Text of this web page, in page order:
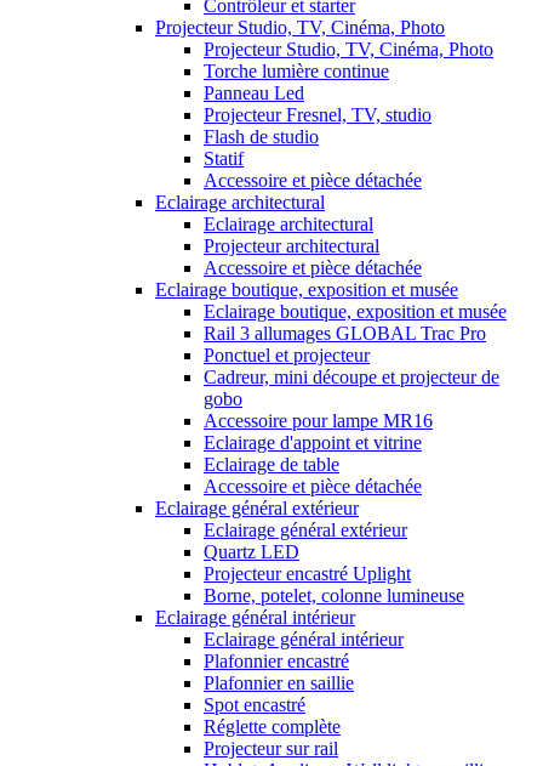
Contrôleur et starter
Projecteur Studio, TV, Cinéma, Photo
Projecteur Studio, TV, Cinéma, Photo
Torche lumière continue
Panneau Led
Projecteur Fresnel, TV, studio
Flash de studio
Statif
Accessoire et pièce détachée
Eclairage architectural
Eclairage architectural
Projecteur architectural
Accessoire et pièce détachée
Eclairage boutique, exposition et musée
Eclairage boutique, exposition et musée
Rail 3 allumages GLOBAL Trac Pro
Ponctuel et projecteur
Cadreur, mini découpe et projecteur de
gobo
Accessoire pour lampe MR16
Eclairage d'appoint et vitrine
Eclairage de table
Accessoire et pièce détachée
Eclairage général extérieur
Eclairage général extérieur
Quartz LED
Projecteur encastré Uplight
Borne, potelet, colonne lumineuse
Eclairage général intérieur
Eclairage général intérieur
Plafonnier encastré
Plafonnier en saillie
Spot encastré
Réglette complète
Projecteur sur rail